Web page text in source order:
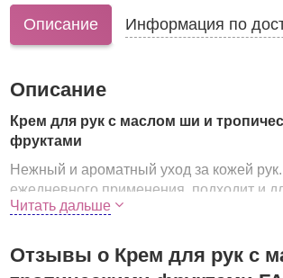
Описание Информация по
Описание
Крем для рук с маслом ши и
фруктами
Нежный и ароматный уход за кожей
ежедневного применения, подходит и
зимы. Летом защитит от палящего
обморожения в морозные дни.
Читать дальше
Отзывы о Крем для рук с